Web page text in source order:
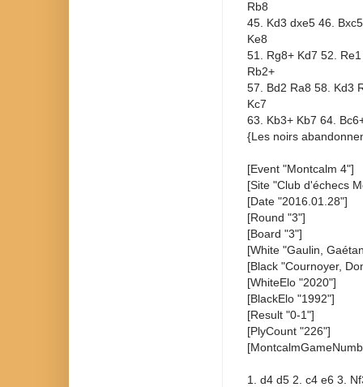
Rb8
45. Kd3 dxe5 46.
Ke8
51. Rg8+ Kd7 52.
Rb2+
57. Bd2 Ra8 58. Kd3
Kc7
63. Kb3+ Kb7 64.
{Les noirs
[Event "Montcalm 4"]
[Site "Club d'échecs
[Date "2016.01.28"]
[Round "3"]
[Board "3"]
[White "Gaulin,
[Black "Cournoyer,
[WhiteElo "2020"]
[BlackElo "1992"]
[Result "0-1"]
[PlyCount "226"]
1. d4 d5 2. c4 e6 3.